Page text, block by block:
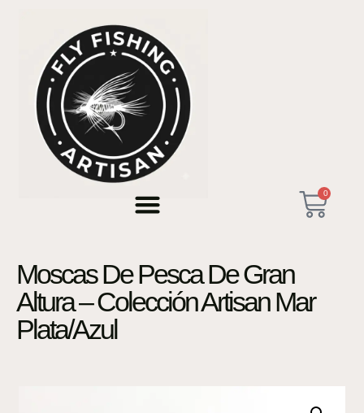
0
Moscas De Pesca De Gran
Altura – Colección Artisan Mar
Plata/Azul